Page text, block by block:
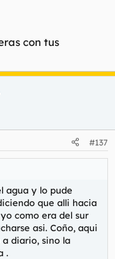
con tus
#137
agua y lo pude
que alli hacia
como era del sur
asi. Coño, aqui
diario, sino la
.